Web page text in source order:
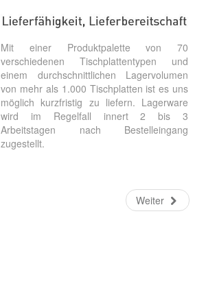
Mit einer Produktpalette von 70
verschiedenen Tischplattentypen und
einem durchschnittlichen Lagervolumen
von mehr als 1.000 Tischplatten ist es uns
möglich kurzfristig zu liefern. Lagerware
wird im Regelfall innert 2 bis 3
Arbeitstagen nach Bestelleingang
zugestellt.
Weiter